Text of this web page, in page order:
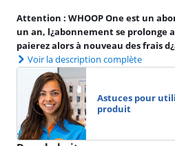
Attention : WHOOP One est un
un an, l¿abonnement se prolonge
paierez alors à nouveau des frais
Voir la description complète
Astuces pour
produit